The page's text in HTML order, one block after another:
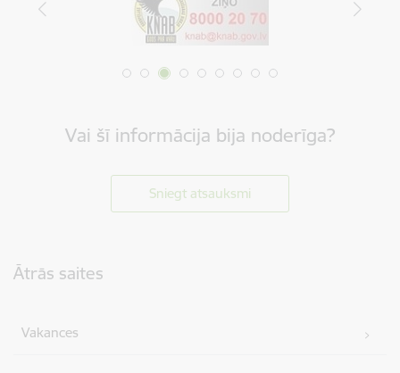
Vai šī informācija bija noderīga?
Sniegt atsauksmi
Ātrās saites
Vakances